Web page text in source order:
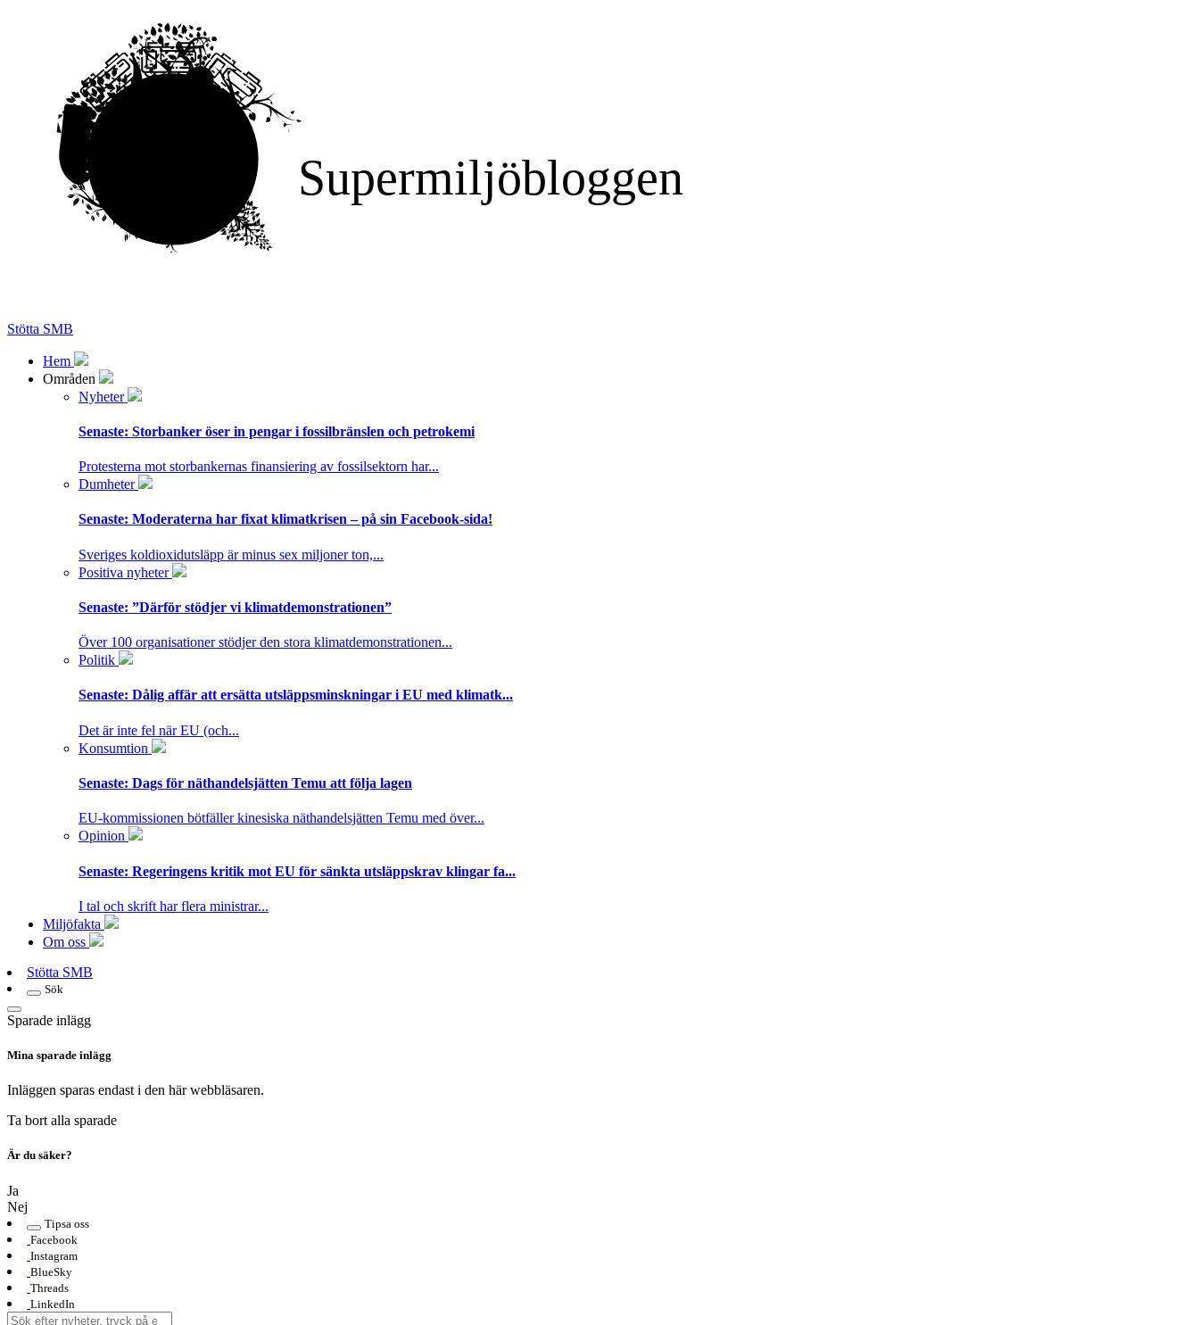
Supermiljöbloggen
Stötta SMB
Hem
Områden
Nyheter
Senaste: Storbanker öser in pengar i fossilbränslen och petrokemi
Protesterna mot storbankernas finansiering av fossilsektorn har...
Dumheter
Senaste: Moderaterna har fixat klimatkrisen – på sin Facebook-sida!
Sveriges koldioxidutsläpp är minus sex miljoner ton,...
Positiva nyheter
Senaste: ”Därför stödjer vi klimatdemonstrationen”
Över 100 organisationer stödjer den stora klimatdemonstrationen...
Politik
Senaste: Dålig affär att ersätta utsläppsminskningar i EU med klimatk...
Det är inte fel när EU (och...
Konsumtion
Senaste: Dags för näthandelsjätten Temu att följa lagen
EU-kommissionen bötfäller kinesiska näthandelsjätten Temu med över...
Opinion
Senaste: Regeringens kritik mot EU för sänkta utsläppskrav klingar fa...
I tal och skrift har flera ministrar...
Miljöfakta
Om oss
Stötta SMB
Sök
Sparade inlägg
Mina sparade inlägg
Inläggen sparas endast i den här webbläsaren.
Ta bort alla sparade
Är du säker?
Ja
Nej
Tipsa oss
Facebook
Instagram
BlueSky
Threads
LinkedIn